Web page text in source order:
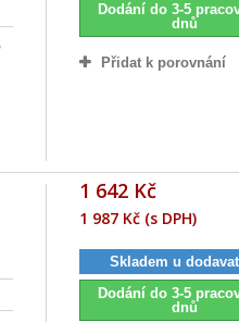
Dodání do 3-5
dnů
Přidat k porovnání
1 642 Kč
1 987 Kč (s DPH)
Skladem u
Dodání do 3-5
dnů